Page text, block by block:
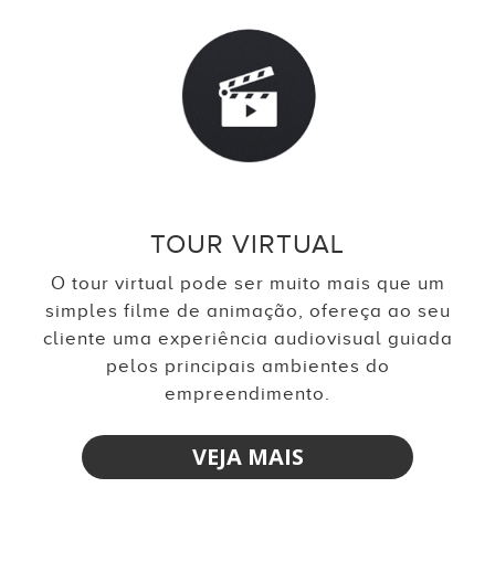
TOUR VIRTUAL
O tour virtual pode ser muito mais que um
simples filme de animação, ofereça ao seu
cliente uma experiência audiovisual guiada
pelos principais ambientes do
empreendimento.
VEJA MAIS